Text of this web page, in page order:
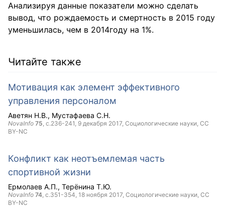
Анализируя данные показатели можно сделать
вывод, что рождаемость и смертность в 2015 году
уменьшилась, чем в 2014году на 1%.
Читайте также
Мотивация как элемент эффективного
управления персоналом
Аветян Н.В. Мустафаева С.Н.
NovaInfo 75, с.236-241, 9 декабря 2017, Социологические науки, CC
BY-NC
Конфликт как неотъемлемая часть
спортивной жизни
Ермолаев А.П. Терёнина Т.Ю.
NovaInfo 74, с.351-354, 18 ноября 2017, Социологические науки, CC
BY-NC